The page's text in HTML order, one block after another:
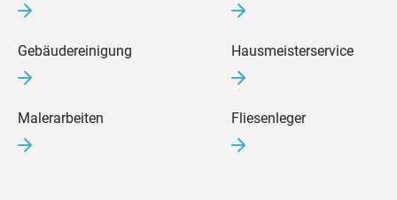
Gebäudereinigung Hausmeisterservice
Malerarbeiten Fliesenleger